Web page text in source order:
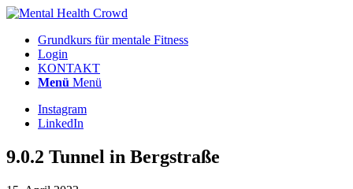
Grundkurs für mentale Fitness
Login
KONTAKT
Menü Menü
Instagram
LinkedIn
9.0.2 Tunnel in Bergstraße